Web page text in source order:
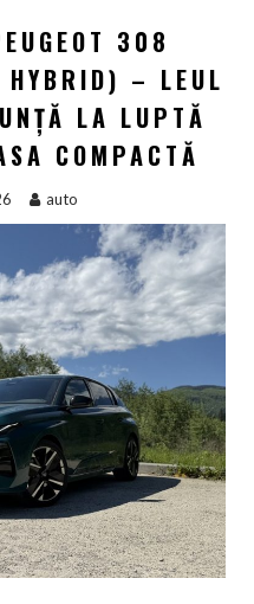
308
– LEUL
LA LUPTĂ
COMPACTĂ
auto